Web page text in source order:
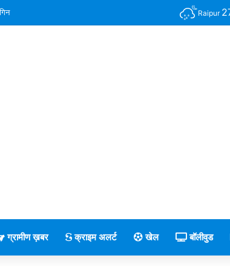
Raipur
ग्रामीण ख़बर क्राइम अलर्ट खेल बॉलीवुड